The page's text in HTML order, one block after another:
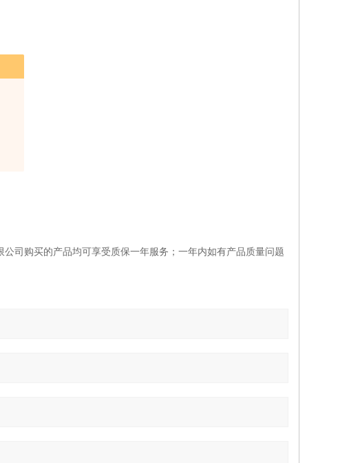
司购买的产品均可享受质保一年服务；一年内如有产品质量问题